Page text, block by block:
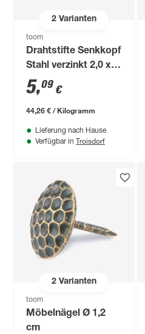
2Varianten
toom
Drahtstifte Senkkopf
Stahl verzinkt 2,0 x
40 mm
5,09 €
44,26 € / Kilogramm
Lieferung nach Hause
Verfügbar in Troisdorf
2Varianten
toom
Möbelnägel Ø 1,2
cm